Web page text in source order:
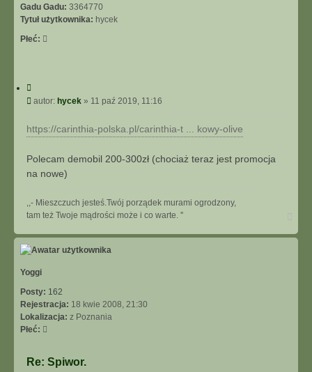
Gadu Gadu: 3364770
Tytuł użytkownika: hycek
Płeć:
y
j
P
s
t
autor: hycek » 11 paź 2019, 11:16
https://carinthia-polska.pl/carinthia-t ... kowy-olive
Polecam demobil 200-300zł (chociaż teraz jest promocja
na nowe)
,,- Mieszczuch jesteś.Twój porządek murami ogrodzony,
tam też Twoje mądrości może i co warte. ''
g
Yoggi
Posty: 162
Rejestracja: 18 kwie 2008, 21:30
Lokalizacja: z Poznania
Płeć:
Re: Spiwor.